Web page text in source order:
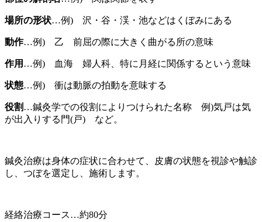
場所の形状…例) 沢・谷・渓・池などはくぼみにある
動作…例) 乙 前屈の際に大きく曲がる所の意味
作用 …例) 血海 婦人科、特に月経に関係するという意味
状態…例) 衝は動脈の拍動を意味する
役割…鍼灸学での役割によりつけられた名称 例)気戸は気
が出入りする門(戸) など。
鍼灸治療は身体の症状に合わせて、皮膚の状態を視診や触診
し、つぼを選定し、施術します。
経絡治療コース…約80分